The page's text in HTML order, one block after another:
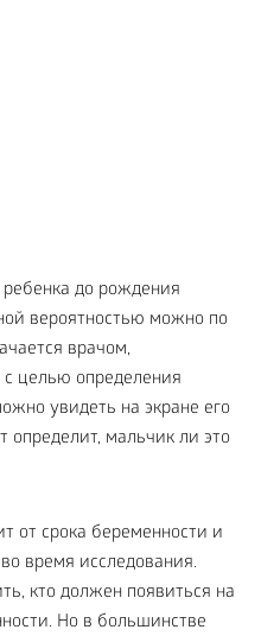
до рождения
вероятностью можно по
врачом,
целью определения
увидеть на экране его
определит, мальчик ли это
от срока беременности и
время исследования.
кто должен появиться на
Но в большинстве